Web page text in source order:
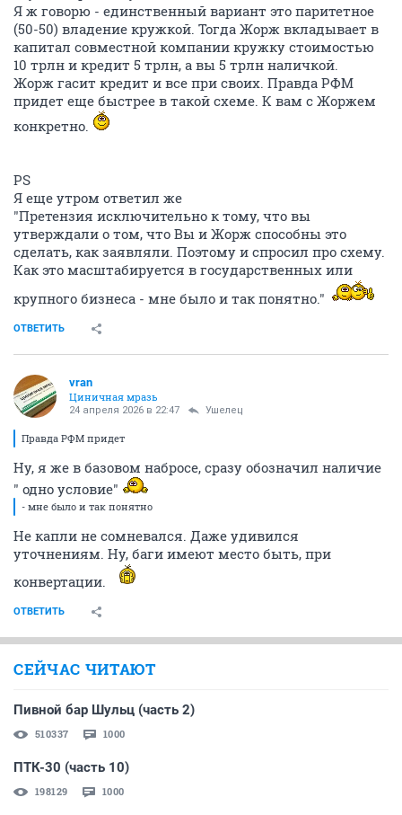
Я ж говорю - единственный вариант это паритетное
(50-50) владение кружкой. Тогда Жорж вкладывает в
капитал совместной компании кружку стоимостью
10 трлн и кредит 5 трлн, а вы 5 трлн наличкой.
Жорж гасит кредит и все при своих. Правда РФМ
придет еще быстрее в такой схеме. К вам с Жоржем
конкретно.
PS
Я еще утром ответил же
"Претензия исключительно к тому, что вы
утверждали о том, что Вы и Жорж способны это
сделать, как заявляли. Поэтому и спросил про схему.
Как это масштабируется в государственных или
крупного бизнеса - мне было и так понятно."
ОТВЕТИТЬ
vran
Циничная мразь
24 апреля 2026 в 22:47 Ушелец
Правда РФМ придет
Ну, я же в базовом набросе, сразу обозначил наличие
" одно условие"
- мне было и так понятно
Не капли не сомневался. Даже удивился
уточнениям. Ну, баги имеют место быть, при
конвертации.
ОТВЕТИТЬ
СЕЙЧАС ЧИТАЮТ
Пивной бар Шульц (часть 2)
510337 1000
ПТК-30 (часть 10)
198129 1000